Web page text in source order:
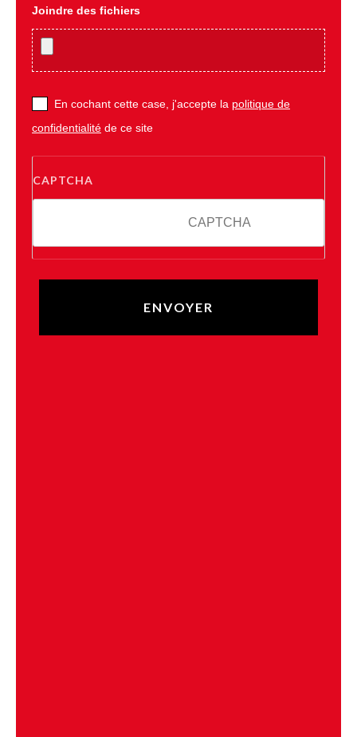
Joindre des fichiers
En cochant cette case, j'accepte la politique de
confidentialité de ce site
CAPTCHA